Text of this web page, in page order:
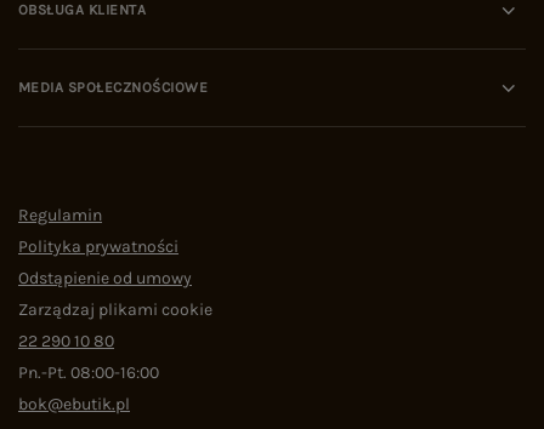
OBSŁUGA KLIENTA
MEDIA SPOŁECZNOŚCIOWE
Regulamin
Polityka prywatności
Odstąpienie od umowy
Zarządzaj plikami cookie
22 290 10 80
Pn.-Pt. 08:00-16:00
bok@ebutik.pl